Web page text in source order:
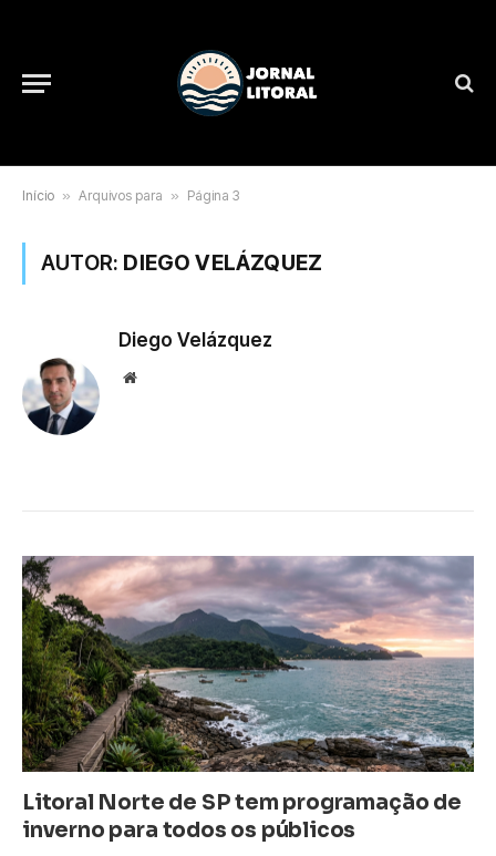
Início » Arquivos para » Página 3
AUTOR: DIEGO VELÁZQUEZ
Diego Velázquez
Website
Litoral Norte de SP tem programação de
inverno para todos os públicos